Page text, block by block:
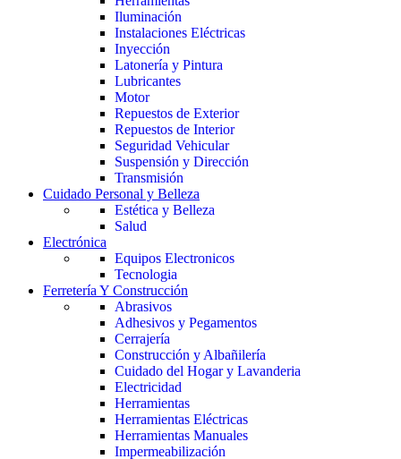
Iluminación
Instalaciones Eléctricas
Inyección
Latonería y Pintura
Lubricantes
Motor
Repuestos de Exterior
Repuestos de Interior
Seguridad Vehicular
Suspensión y Dirección
Transmisión
Cuidado Personal y Belleza
Estética y Belleza
Salud
Electrónica
Equipos Electronicos
Tecnologia
Ferretería Y Construcción
Abrasivos
Adhesivos y Pegamentos
Cerrajería
Construcción y Albañilería
Cuidado del Hogar y Lavanderia
Electricidad
Herramientas
Herramientas Eléctricas
Herramientas Manuales
Impermeabilización